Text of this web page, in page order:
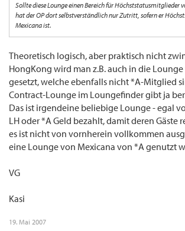
Solltediese Lounge einen Bereich für Höchststatusmitglieder
hat der OP dort selbstverständlich nur Zutritt, sofern er
Mexicana ist.
Theoretisch logisch, aber praktisch nicht
HongKong wird man z.B. auch in die
gesetzt, welche ebenfalls nicht *A-Mitglied
Contract-Lounge im Loungefinder gibt ja
Das ist irgendeine beliebige Lounge - egal
LH oder *A Geld bezahlt, damit deren Gäste
es ist nicht von vornherein vollkommen
eine Lounge von Mexicana von *A genutzt
VG
Kasi
19. Mai 2007